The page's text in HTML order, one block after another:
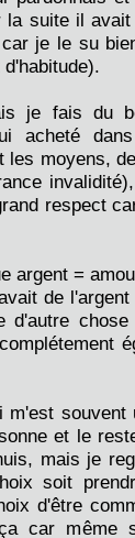
suite il
je le su
je fais du
acheté
les moyens,
respect
argent =
de
d'autre
m'est
et le
mais je
soit
d'être
car même